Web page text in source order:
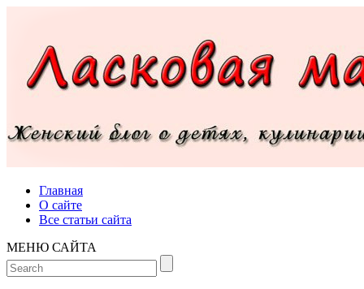
Главная
О сайте
Все статьи сайта
МЕНЮ САЙТА